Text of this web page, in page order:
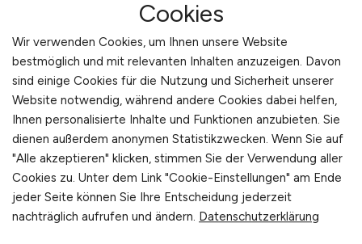
interdisziplinären Gesundheitspartner zu
zeigen. Wir erreichen qualifiziertes Personal aus
Medizin, Pflege, Sozialarbeit, Technik und
Verwaltung mit Formaten, die fachlich fundiert
und menschlich nah sind. Darüber hinaus
stärken wir Ihr Arbeitgeberprofil durch Themen
wie Gesundheitsschutz als Teil kommunaler
Prävention, der Rolle des Gesundheitsamts in
der Schulgesundheit oder Aufgaben im
Zusammenhang mit Umweltbelastungen. Denn
Cookies
Wir verwenden Cookies, um Ihnen unsere Website
bestmöglich und mit relevanten Inhalten anzuzeigen. Davon
sind einige Cookies für die Nutzung und Sicherheit unserer
Website notwendig, während andere Cookies dabei helfen,
Ihnen personalisierte Inhalte und Funktionen anzubieten. Sie
dienen außerdem anonymen Statistikzwecken. Wenn Sie auf
"Alle akzeptieren" klicken, stimmen Sie der Verwendung aller
Cookies zu. Unter dem Link "Cookie-Einstellungen" am Ende
jeder Seite können Sie Ihre Entscheidung jederzeit
nachträglich aufrufen und ändern. Datenschutzerklärung